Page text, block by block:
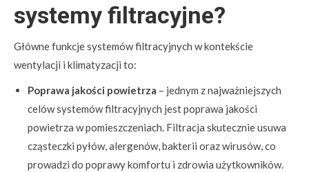
systemy filtracyjne?
Główne funkcje systemów filtracyjnych w kontekście
wentylacji i klimatyzacji to:
Poprawa jakości powietrza – jednym z najważniejszych
celów systemów filtracyjnych jest poprawa jakości
powietrza w pomieszczeniach. Filtracja skutecznie usuwa
cząsteczki pyłów, alergenów, bakterii oraz wirusów, co
prowadzi do poprawy komfortu i zdrowia użytkowników.